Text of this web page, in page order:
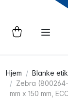
Hjem Blanke
Zebra
mm x 150 mm,